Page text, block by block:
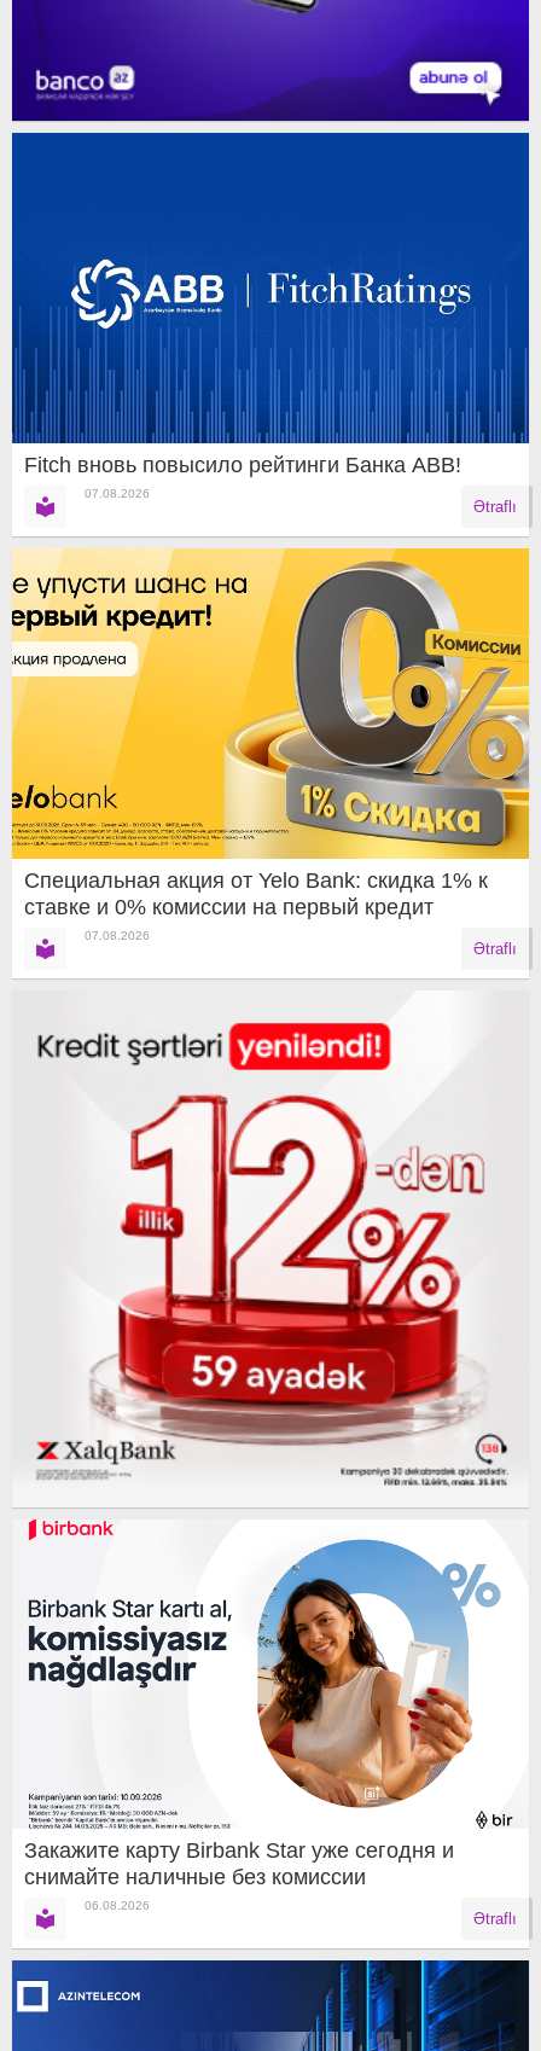
Fitch вновь повысило рейтинги Банка ABB!
07.08.2026
Ətraflı
Специальная акция от Yelo Bank: скидка 1% к
ставке и 0% комиссии на первый кредит
07.08.2026
Ətraflı
Закажите карту Birbank Star уже сегодня и
снимайте наличные без комиссии
06.08.2026
Ətraflı